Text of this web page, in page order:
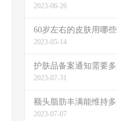
2023-06-26
60岁左右的皮肤用哪
2023-05-14
护肤品备案通知需要
2023-07-31
额头脂肪丰满能维持多
2023-07-07